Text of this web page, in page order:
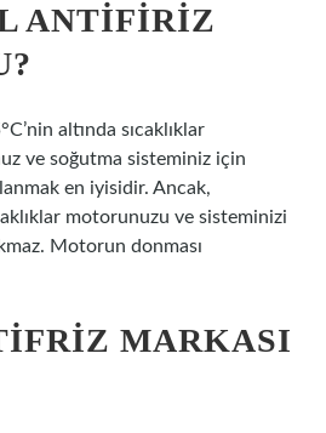
ANTIFIRIZ
altında sıcaklıklar
ve soğutma sisteminiz için
en iyisidir. Ancak,
motorunuzu ve sisteminizi
Motorun donması
MARKASI